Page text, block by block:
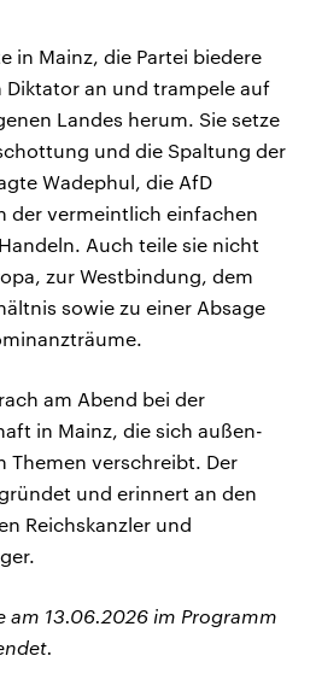
in Mainz, die Partei biedere
Diktator an und trampele auf
Landes herum. Sie setze
und die Spaltung der
Wadephul, die AfD
der vermeintlich einfachen
Auch teile sie nicht
zur Westbindung, dem
sowie zu einer Absage
am Abend bei der
in Mainz, die sich außen-
Themen verschreibt. Der
und erinnert an den
Reichskanzler und
am 13.06.2026 im Programm